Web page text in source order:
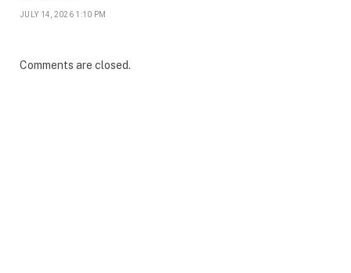
JULY 14, 2026 1:10 PM
Comments are closed.